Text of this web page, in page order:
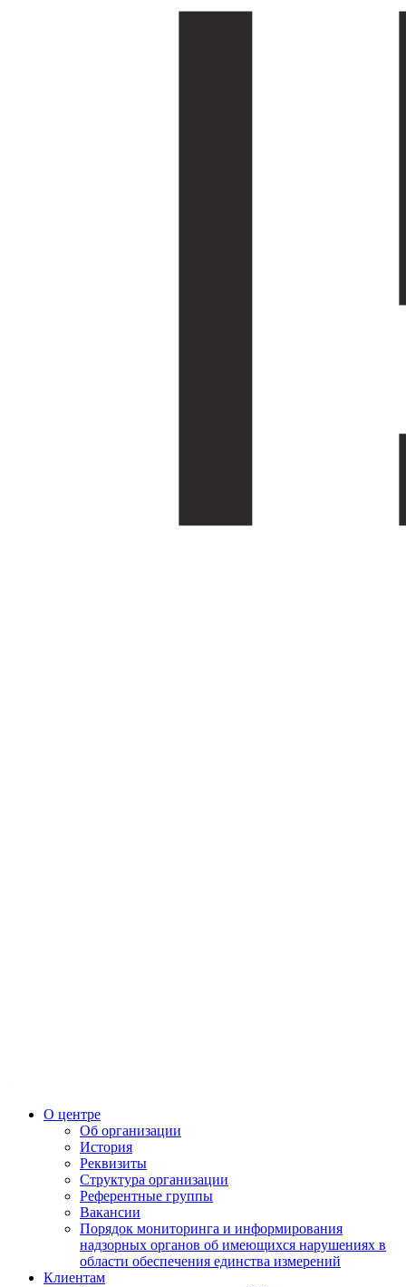
О центре
Об организации
История
Реквизиты
Структура организации
Референтные группы
Вакансии
Порядок мониторинга и информирования
надзорных органов об имеющихся нарушениях в
области обеспечения единства измерений
Клиентам